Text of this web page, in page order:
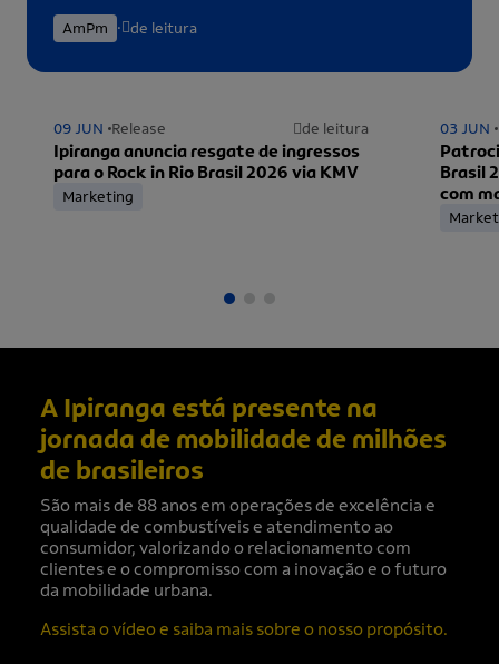
AmPm . de leitura
09 JUN Release de leitura
Ipiranga anuncia resgate de ingressos
para o Rock in Rio Brasil 2026 via KMV
Marketing
03 JUN
Brasil
com
A Ipiranga está presente na
jornada de mobilidade de milhões
de brasileiros
São mais de 88 anos em operações de excelência e
qualidade de combustíveis e atendimento ao
consumidor, valorizando o relacionamento com
clientes e o compromisso com a inovação e o futuro
da mobilidade urbana.
Assista o vídeo e saiba mais sobre o nosso propósito.